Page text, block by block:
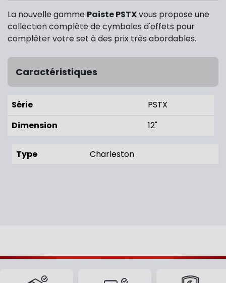
La nouvelle gamme Paiste PSTXvous propose une
collection complète de cymbales d'effets pour
compléter votre set à des prix très abordables.
Caractéristiques
Série
PSTX
Dimension
12"
Type Charleston